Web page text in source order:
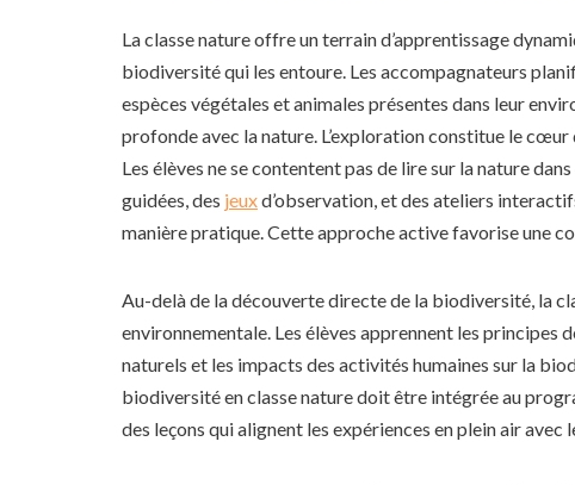
La classe nature offre un terrain d’apprentissage
biodiversité qui les entoure. Les accompagnateurs
espèces végétales et animales présentes dans leur
profonde avec la nature. L’exploration constitue le
Les élèves ne se contentent pas de lire sur la nature
guidées, des jeuxd’observation, et des ateliers
manière pratique. Cette approche active favorise une
Au-delà de la découverte directe de la biodiversité, la
environnementale. Les élèves apprennent les
naturels et les impacts des activités humaines sur la
biodiversité en classe nature doit être intégrée au
des leçons qui alignent les expériences en plein air